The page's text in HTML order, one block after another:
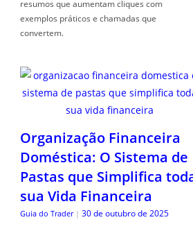
resumos que aumentam cliques com
exemplos práticos e chamadas que
convertem.
Organização Financeira
Doméstica: O Sistema de
Pastas que Simplifica
sua Vida Financeira
Guia do Trader | 30 de outubro de 2025